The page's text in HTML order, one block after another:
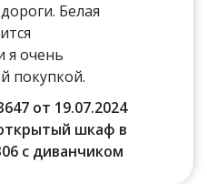
Белая
я очень
покупкой.
от 19.07.2024
шкаф в
с диванчиком